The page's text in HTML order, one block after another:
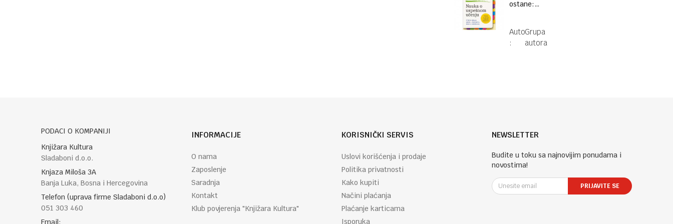
ostane:
učenju
Autor
:
Grupa
autora
PODACI O KOMPANIJI
Knjižara Kultura
Sladaboni d.o.o.
Knjaza Miloša 3A
Banja Luka, Bosna i Hercegovina
Telefon (uprava firme Sladaboni d.o.o)
051 303 460
Email:
INFORMACIJE
O nama
Zaposlenje
Saradnja
Kontakt
Klub povjerenja "Knjižara Kultura"
KORISNIČKI SERVIS
Uslovi korišćenja i prodaje
Politika privatnosti
Kako kupiti
Načini plaćanja
Plaćanje karticama
Isporuka
NEWSLETTER
Budite u toku sa najnovijim ponudama i
novostima!
PRIJAVITE SE